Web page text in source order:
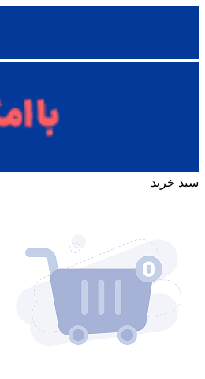
سبد خرید